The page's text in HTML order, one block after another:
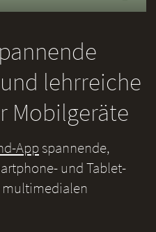
Mute
lehrreiche
Mobilgeräte
Appspannende,
und Tablet-
multimedialen